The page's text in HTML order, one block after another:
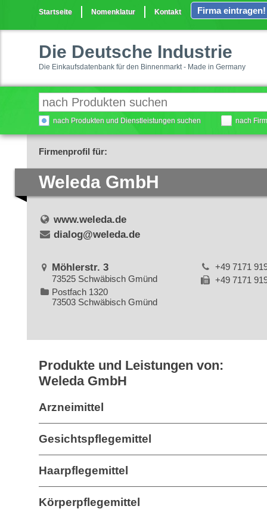
Startseite Nomenklatur Kontakt Firma eintragen!
Die Deutsche Industrie
Die Einkaufsdatenbank für den Binnenmarkt - Made in Germany
nach Produkten und Dienstleistungen suchen nach
Firmenprofil für:
Weleda GmbH
www.weleda.de
dialog@weleda.de
Möhlerstr. 3
73525 Schwäbisch Gmünd
Postfach 1320
73503 Schwäbisch Gmünd
+49 7171
+49 7171
Produkte und Leistungen von:
Weleda GmbH
Arzneimittel
Gesichtspflegemittel
Haarpflegemittel
Körperpflegemittel